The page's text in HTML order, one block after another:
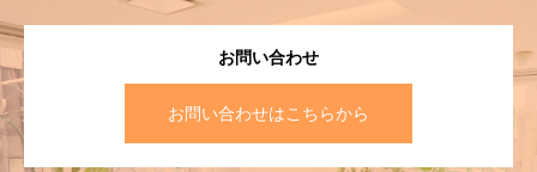
お問い合わせ
お問い合わせはこちらから